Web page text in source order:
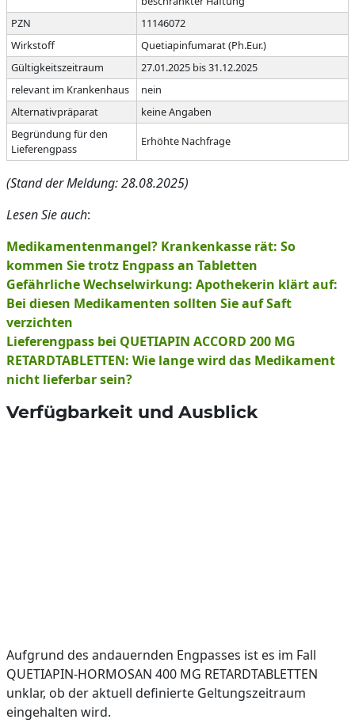
PZN
11146072
Wirkstoff
Quetiapinfumarat (Ph.Eur.)
Gültigkeitszeitraum
27.01.2025 bis 31.12.2025
relevant im Krankenhaus
nein
Alternativpräparat
keine Angaben
Begründung für den
Lieferengpass
Erhöhte Nachfrage
(Stand der Meldung: 28.08.2025)
Lesen Sie auch:
Medikamentenmangel? Krankenkasse rät: So
kommen Sie trotz Engpass an Tabletten
Gefährliche Wechselwirkung: Apothekerin klärt auf:
Bei diesen Medikamenten sollten Sie auf Saft
verzichten
Lieferengpass bei QUETIAPIN ACCORD 200 MG
RETARDTABLETTEN: Wie lange wird das Medikament
nicht lieferbar sein?
Verfügbarkeit und Ausblick
Aufgrund des andauernden Engpasses ist es im Fall
QUETIAPIN-HORMOSAN 400 MG RETARDTABLETTEN
unklar, ob der aktuell definierte Geltungszeitraum
eingehalten wird.